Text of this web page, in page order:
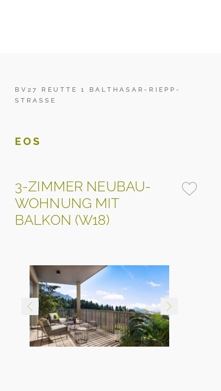
BV27 REUTTE 1 BALTHASAR-RIEPP-
STRASSE
EOS
3-ZIMMER NEUBAU-
WOHNUNG MIT
BALKON (W18)